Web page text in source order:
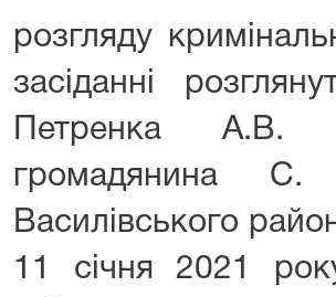
розгляду
засіданні
Петренка А.В.
громадянина С.
Василівського
11 січня 2021